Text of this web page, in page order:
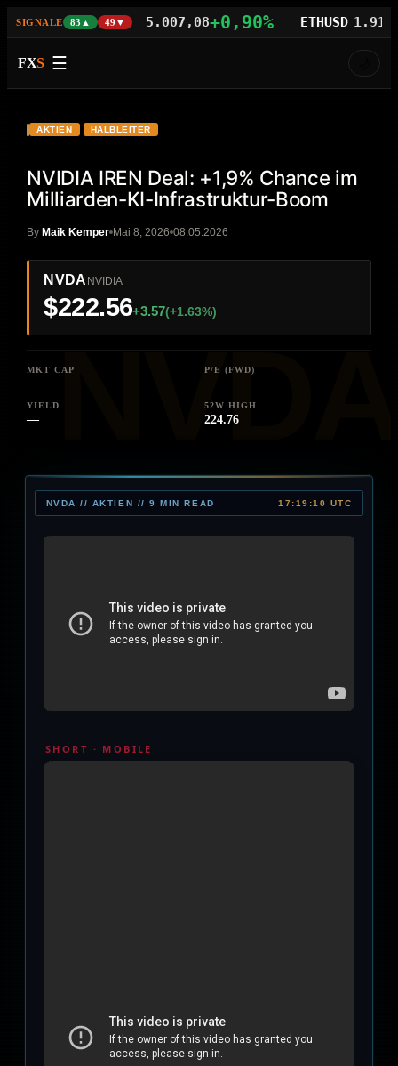
SIGNALE 83▲ 49▼
BTCUSD 65.007,08+0,90% ETHUSD 1.918,27
FXS ☰
NVDA
AKTIEN HALBLEITER
NVIDIA IREN Deal: +1,9% Chance im
Milliarden-KI-Infrastruktur-Boom
ByMaik Kemper Mai 8, 2026 08.05.2026
NVDA NVIDIA
$222.56+3.57(+1.63%)
MKT CAP
—
P/E (FWD)
—
YIELD
—
52W HIGH
224.76
NVDA // AKTIEN // 9 MIN READ 17:19:10 UTC
SHORT · MOBILE